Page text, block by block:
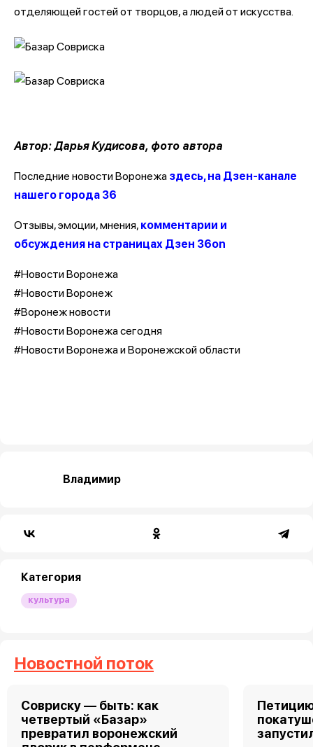
отделяющей гостей от творцов, а людей от искусства.
Автор: Дарья Кудисова, фото автора
Последние новости Воронежа здесь, на Дзен-канале
нашего города 36
Отзывы, эмоции, мнения, комментарии и
обсуждения на страницах Дзен 36on
#Новости Воронежа
#Новости Воронеж
#Воронеж новости
#Новости Воронежа сегодня
#Новости Воронежа и Воронежской области
Владимир
Категория
культура
Новостной поток
Совриску — быть: как
четвертый «Базар»
превратил воронежский